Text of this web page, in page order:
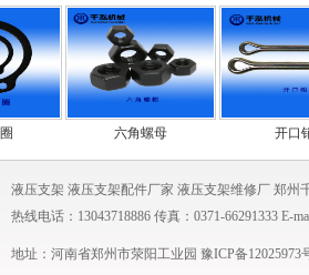
六角螺母 开口销
液压支架 液压支架配件厂家 液压支架维修厂 郑州
热线电话：13043718886 传真：0371-66291333 E-
地址：河南省郑州市荥阳工业园 豫ICP备12025973